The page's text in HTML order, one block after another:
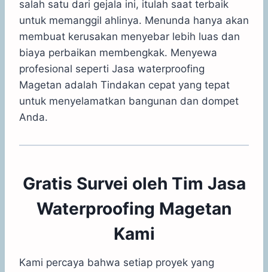
salah satu dari gejala ini, itulah saat terbaik
untuk memanggil ahlinya. Menunda hanya akan
membuat kerusakan menyebar lebih luas dan
biaya perbaikan membengkak. Menyewa
profesional seperti Jasa waterproofing
Magetan adalah Tindakan cepat yang tepat
untuk menyelamatkan bangunan dan dompet
Anda.
Gratis Survei oleh Tim Jasa
Waterproofing Magetan
Kami
Kami percaya bahwa setiap proyek yang